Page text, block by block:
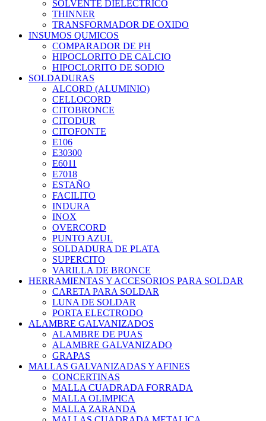
SOLVENTE DIELECTRICO
THINNER
TRANSFORMADOR DE OXIDO
INSUMOS QUMICOS
COMPARADOR DE PH
HIPOCLORITO DE CALCIO
HIPOCLORITO DE SODIO
SOLDADURAS
ALCORD (ALUMINIO)
CELLOCORD
CITOBRONCE
CITODUR
CITOFONTE
E106
E30300
E6011
E7018
ESTAÑO
FACILITO
INDURA
INOX
OVERCORD
PUNTO AZUL
SOLDADURA DE PLATA
SUPERCITO
VARILLA DE BRONCE
HERRAMIENTAS Y ACCESORIOS PARA SOLDAR
CARETA PARA SOLDAR
LUNA DE SOLDAR
PORTA ELECTRODO
ALAMBRE GALVANIZADOS
ALAMBRE DE PUAS
ALAMBRE GALVANIZADO
GRAPAS
MALLAS GALVANIZADAS Y AFINES
CONCERTINAS
MALLA CUADRADA FORRADA
MALLA OLIMPICA
MALLA ZARANDA